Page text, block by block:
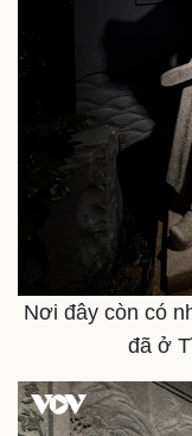
Nơi đây còn có
đã ở